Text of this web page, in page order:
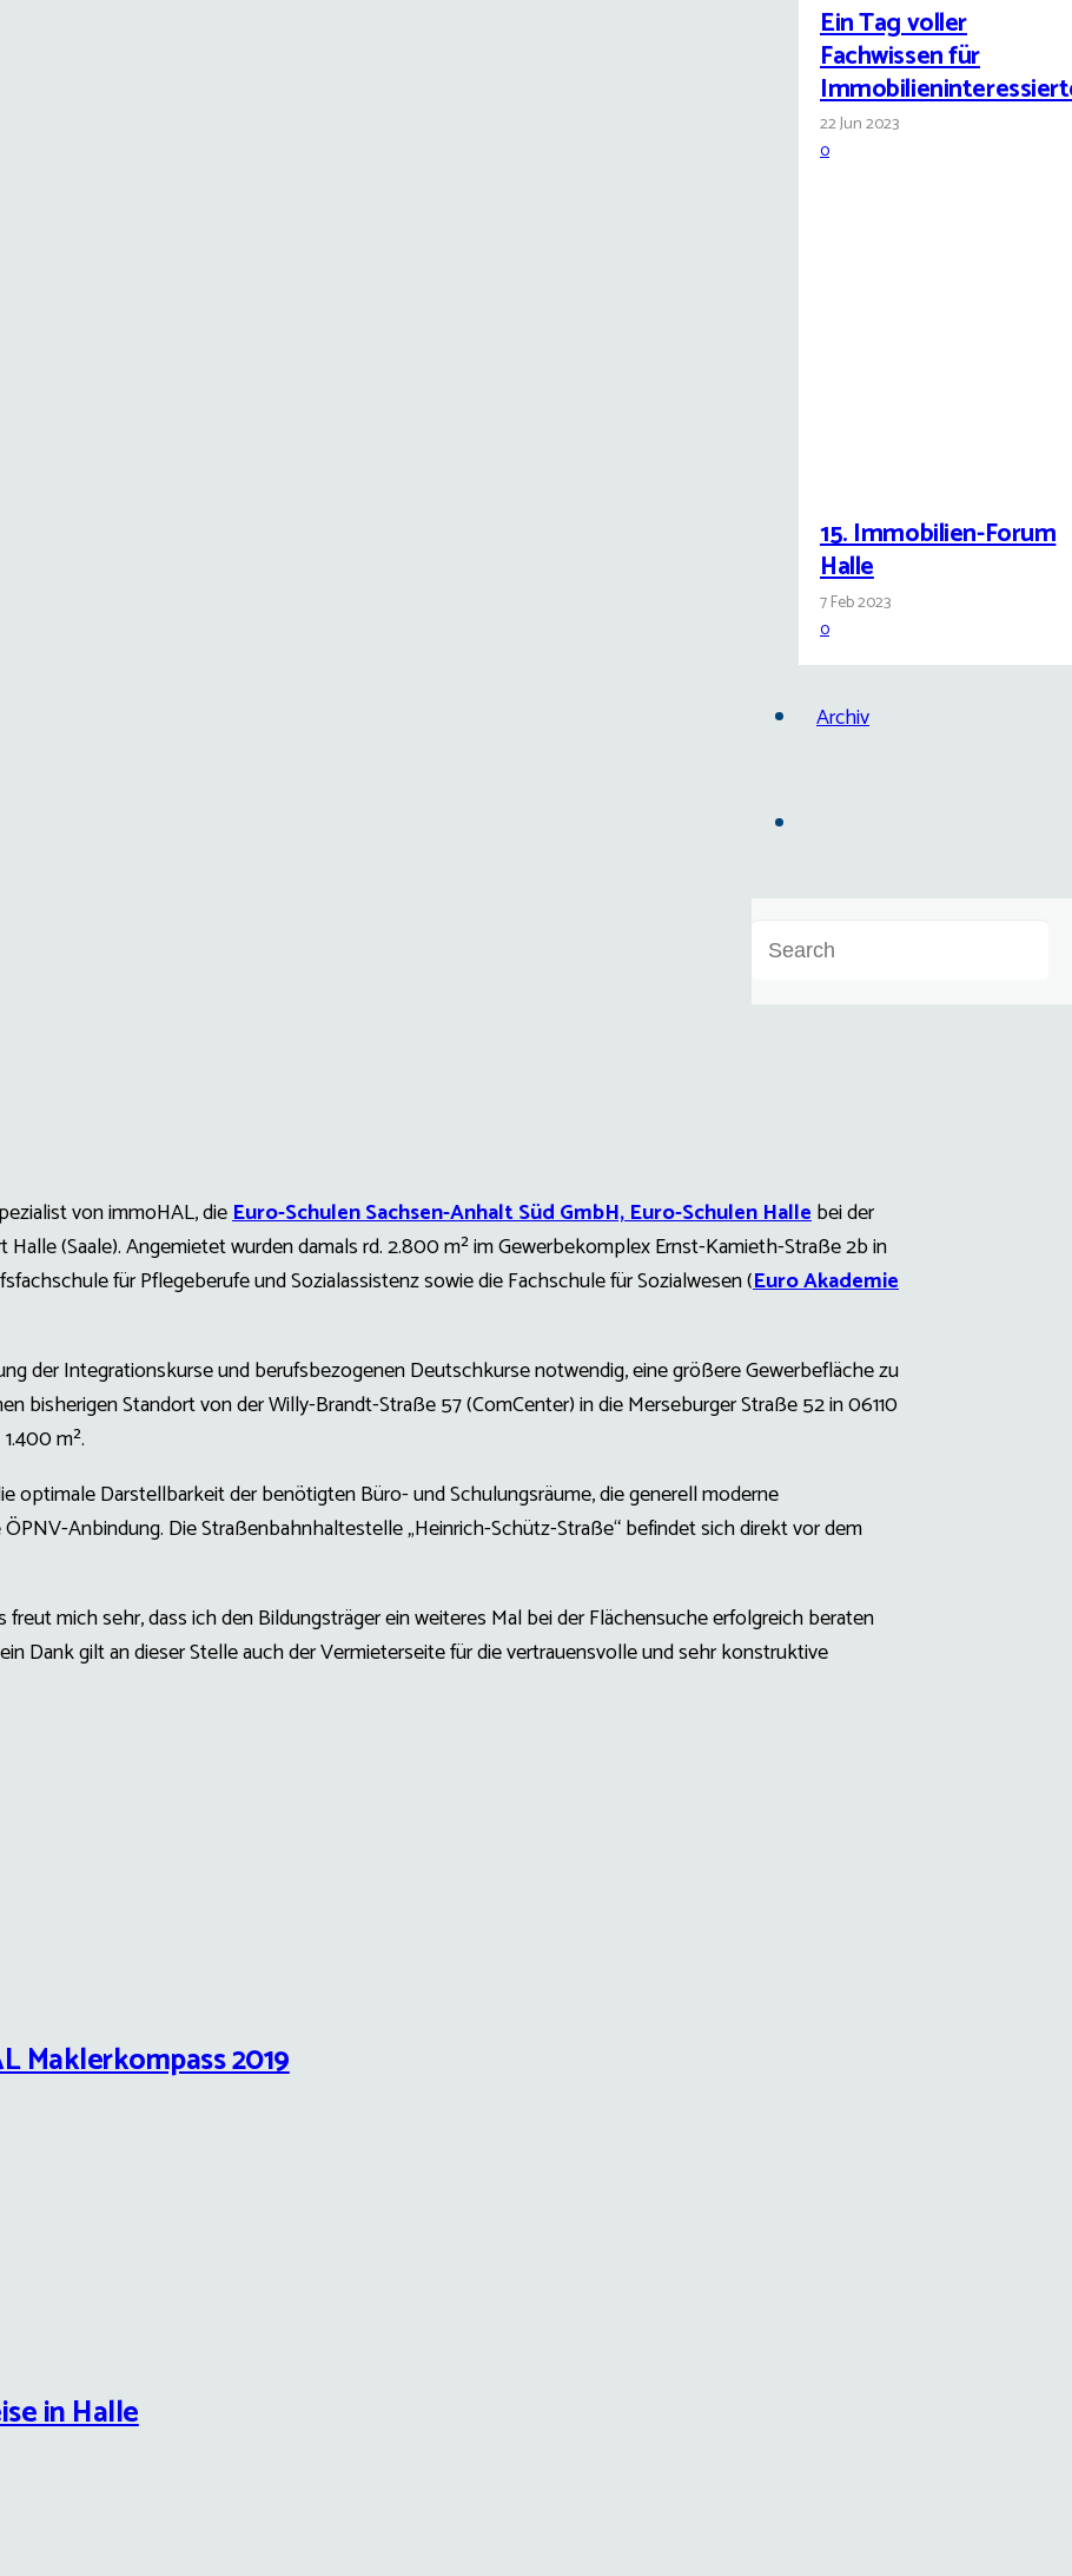
Ein Tag voller
Fachwissen für
22 Jun 2023
0
15. Immobilien-Forum
Halle
7 Feb 2023
0
Archiv
von immoHAL, dieEuro-Schulen Sachsen-Anhalt Süd GmbH, Euro-Schulen Hallebei der
(Saale). Angemietet wurden damals rd. 2.800 m² im Gewerbekomplex Ernst-Kamieth-Straße 2b in
für Pflegeberufe und Sozialassistenz sowie die Fachschule für Sozialwesen (Euro Akademie
der Integrationskurse und berufsbezogenen Deutschkurse notwendig, eine größere Gewerbefläche zu
bisherigen Standort von der Willy-Brandt-Straße 57 (ComCenter) in die Merseburger Straße 52 in 06110
m².
optimale Darstellbarkeit der benötigten Büro- und Schulungsräume, die generell moderne
Anbindung. Die Straßenbahnhaltestelle „Heinrich-Schütz-Straße“ befindet sich direkt vor dem
freut mich sehr, dass ich den Bildungsträger ein weiteres Mal bei der Flächensuche erfolgreich beraten
Dank gilt an dieser Stelle auch der Vermieterseite für die vertrauensvolle und sehr konstruktive
Maklerkompass 2019
in Halle